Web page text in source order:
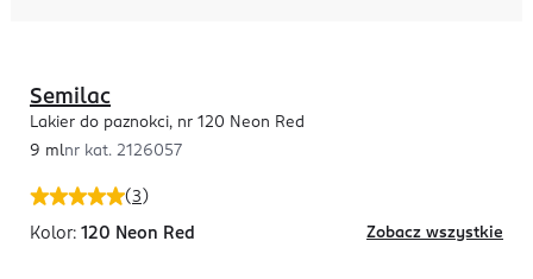
(3 )
Semilac
Lakier do paznokci, nr 120 Neon Red
9 mlnr kat. 2126057
Kolor: 120 Neon Red Zobacz wszystkie